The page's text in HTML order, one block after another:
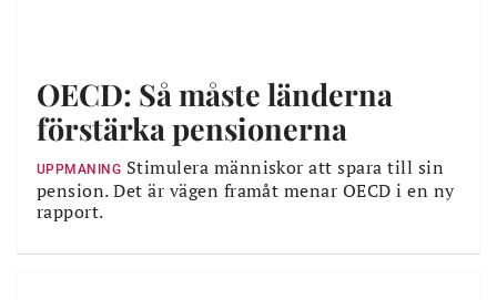
OECD: Så måste länderna
förstärka pensionerna
UPPMANING Stimulera människor att spara till sin
pension. Det är vägen framåt menar OECD i en ny
rapport.